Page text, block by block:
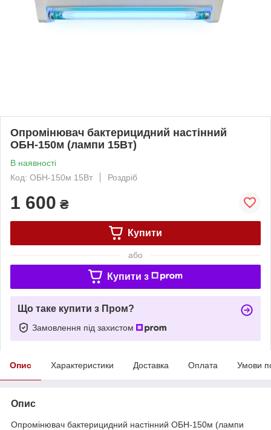
Опромінювач бактерицидний настінний
ОБН-150м (лампи 15Вт)
В наявності
Код: ОБН-150м 15Вт
Роздріб
1 600 ₴
Купити
або
Купити з
Що таке купити з Пром?
Замовлення під захистом
Опис Характеристики Доставка Оплата Умови
Опис
Опромінювач бактерицидний настінний ОБН-150м (лампи